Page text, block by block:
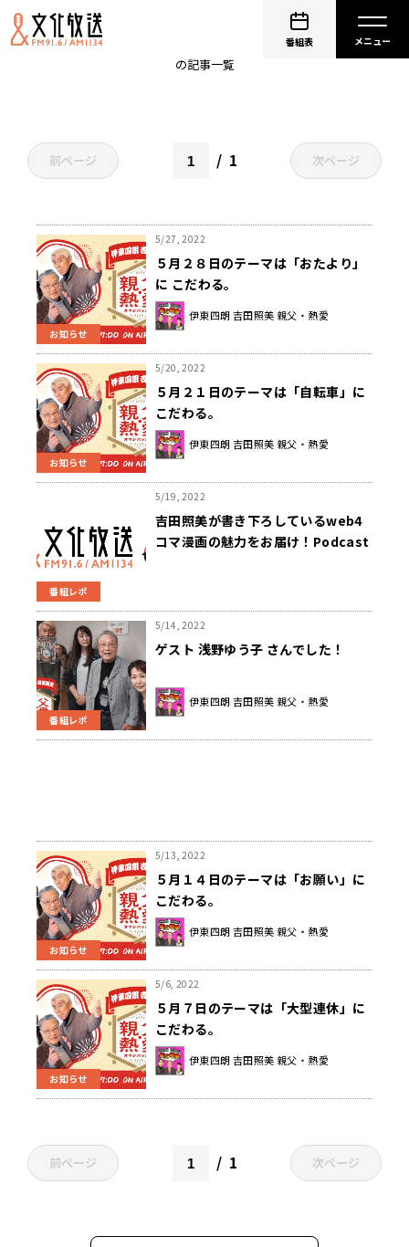
番組表
の記事一覧
前ページ 1 次ページ
お知らせ
5/27, 2022
５月２８日のテーマは「おたより」
に こだわる。
伊東四朗 吉田照美 親父・熱愛
お知らせ
5/20, 2022
５月２１日のテーマは「自転車」に
こだわる。
伊東四朗 吉田照美 親父・熱愛
番組レポ
5/19, 2022
吉田照美が書き下ろしているweb4
コマ漫画の魅力をお届け！Podcast
番組レポ
5/14, 2022
ゲスト 浅野ゆう子 さんでした！
伊東四朗 吉田照美 親父・熱愛
お知らせ
5/13, 2022
５月１４日のテーマは「お願い」に
こだわる。
伊東四朗 吉田照美 親父・熱愛
お知らせ
5/6, 2022
５月７日のテーマは「大型連休」に
こだわる。
伊東四朗 吉田照美 親父・熱愛
前ページ 1 次ページ